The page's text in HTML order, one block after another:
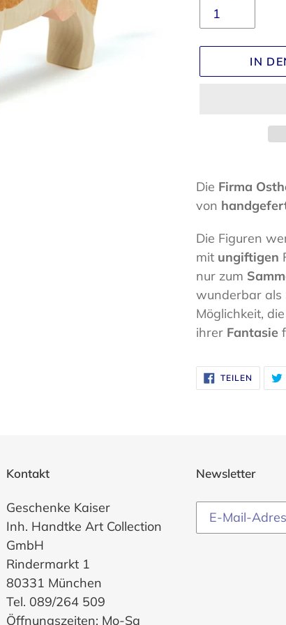
IN
wird
zum
hinzugefügt
Die Firma
von
Die Figuren
mit ungiftigen
nur zum
wunderbar als
Möglichkeit, die
ihrer Fantasie
TEILEN
TEILEN
Kontakt
Geschenke Kaiser
Inh. Handtke Art Collection
GmbH
Rindermarkt 1
80331 München
Tel. 089/264 509
Öffnungszeiten: Mo-Sa
Newsletter